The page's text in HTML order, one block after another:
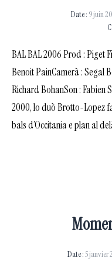
Date : 9 juin
BAL BAL 2006 Prod : Piget
Benoit PainCamerà : Segal
Richard BohanSon : Fabien
2000, lo duò Brotto-Lopez
bals d’Occitania e plan al
Date :5 janvier